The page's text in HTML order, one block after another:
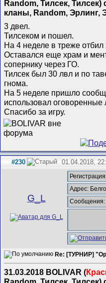
Random, Тилсек, Тилсек)
кланы, Random, Эрлинг,
3 двел.
Тилсеком и пошел.
На 4 неделе в треже отбил
Оставался еще храм и
сопернику через ГО.
Тилсек был 30 лвл и по
гнома.
На 5 неделе пришло
использовал оговоренные
Спасибо за игру.
#230 01.04.2018,
G_L
Адрес:
Сообщения:
Re: [ТУРНИР]
31.03.2018 BOLIVAR (